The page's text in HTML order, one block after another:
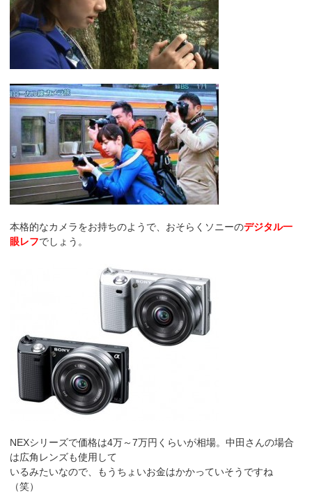
本格的なカメラをお持ちのようで、おそらくソニーのデジタル一
眼レフでしょう。
NEXシリーズで価格は4万～7万円くらいが相場。中田さんの場合
は広角レンズも使用して
いるみたいなので、もうちょいお金はかかっていそうですね
（笑）